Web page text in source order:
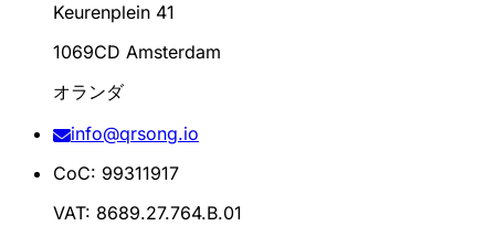
Keurenplein 41
1069CD Amsterdam
オランダ
info@qrsong.io
CoC: 99311917
VAT: 8689.27.764.B.01